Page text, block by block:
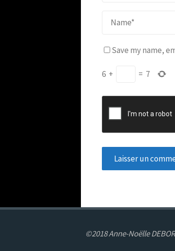
Save my name,
6 + = 7
©2018 Anne-Noëlle